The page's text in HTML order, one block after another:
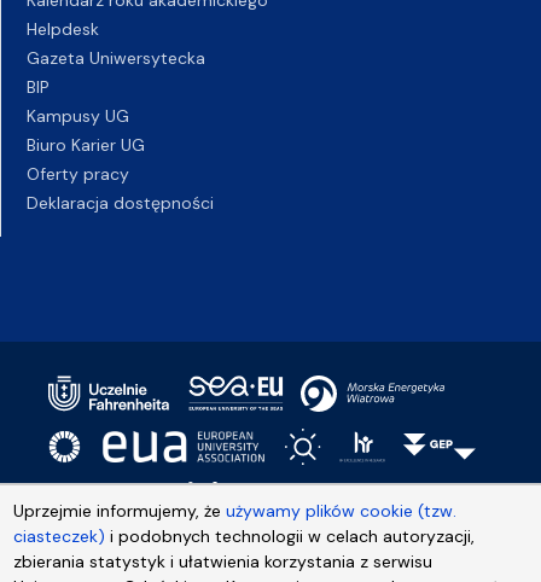
Uprzejmie informujemy, żeużywamy plików cookie (tzw.
ciasteczek) i podobnych technologii w celach autoryzacji,
zbierania statystyk i ułatwienia korzystania z serwisu
Helpdesk
Gazeta Uniwersytecka
BIP
Kampusy UG
Biuro Karier UG
Oferty pracy
Deklaracja dostępności